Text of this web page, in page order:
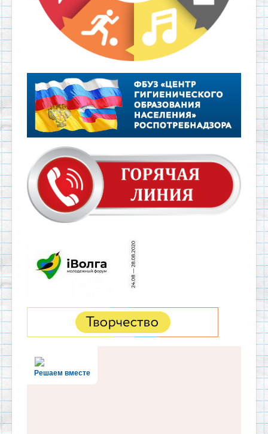
Решаем вместе